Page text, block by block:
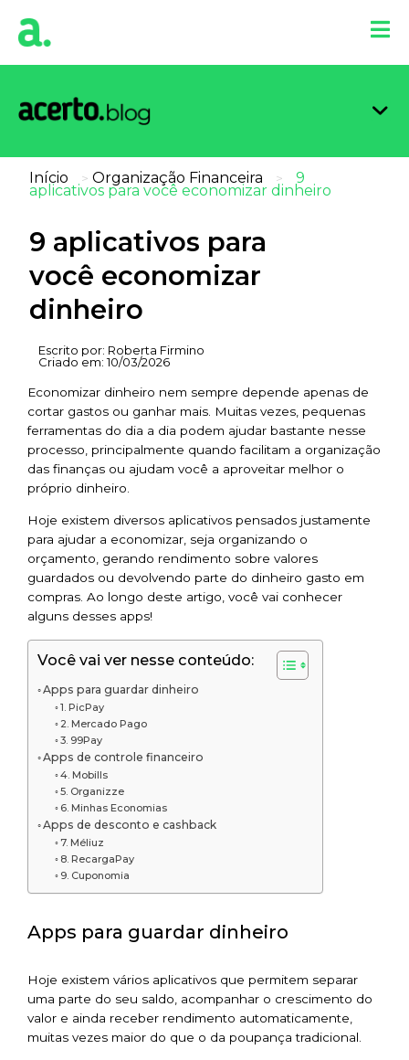
Início > Organização Financeira > 9
aplicativos para você economizar dinheiro
9 aplicativos para
você economizar
dinheiro
Escrito por: Roberta Firmino
Criado em: 10/03/2026
Economizar dinheiro nem sempre depende apenas de
cortar gastos ou ganhar mais. Muitas vezes, pequenas
ferramentas do dia a dia podem ajudar bastante nesse
processo, principalmente quando facilitam a organização
das finanças ou ajudam você a aproveitar melhor o
próprio dinheiro.
Hoje existem diversos aplicativos pensados justamente
para ajudar a economizar, seja organizando o
orçamento, gerando rendimento sobre valores
guardados ou devolvendo parte do dinheiro gasto em
compras. Ao longo deste artigo, você vai conhecer
alguns desses apps!
Você vai ver nesse conteúdo:
Apps para guardar dinheiro
1. PicPay
2. Mercado Pago
3. 99Pay
Apps de controle financeiro
4. Mobills
5. Organizze
6. Minhas Economias
Apps de desconto e cashback
7. Méliuz
8. RecargaPay
9. Cuponomia
Apps para guardar dinheiro
Hoje existem vários aplicativos que permitem separar
uma parte do seu saldo, acompanhar o crescimento do
valor e ainda receber rendimento automaticamente,
muitas vezes maior do que o da poupança tradicional.